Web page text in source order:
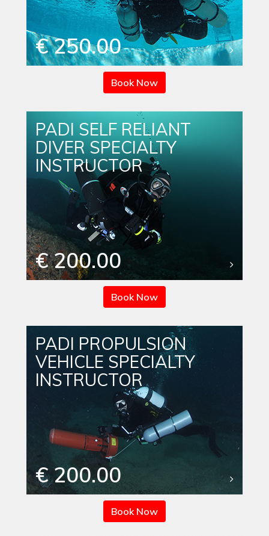
€ 250.00
Book Now
PADI SELF RELIANT
DIVER SPECIALTY
INSTRUCTOR
€ 200.00
Book Now
PADI PROPULSION
VEHICLE SPECIALTY
INSTRUCTOR
€ 200.00
Book Now